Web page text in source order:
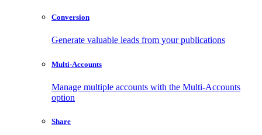
Conversion
Generate valuable leads from your publications
Multi-Accounts
Manage multiple accounts with the Multi-Accounts
option
Share